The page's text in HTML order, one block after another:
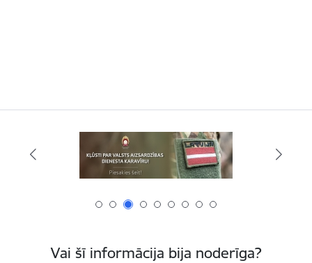
Vai šī informācija bija noderīga?